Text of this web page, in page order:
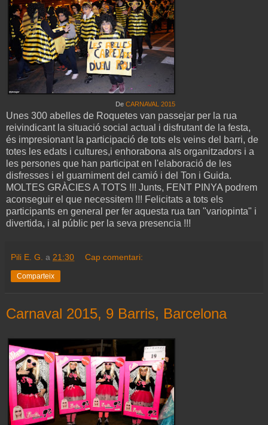
De CARNAVAL 2015
Unes 300 abelles de Roquetes van passejar per la rua
reivindicant la situació social actual i disfrutant de la festa,
és impresionant la participació de tots els veins del barri, de
totes les edats i cultures,i enhorabona als organitzadors i a
les persones que han participat en l'elaboració de les
disfresses i el guarniment del camió i del Ton i Guida.
MOLTES GRÀCIES A TOTS !!! Junts, FENT PINYA podrem
aconseguir el que necessitem !!! Felicitats a tots els
participants en general per fer aquesta rua tan "variopinta" i
divertida, i al públic per la seva presencia !!!
Pili E. G. a 21:30 Cap comentari:
Comparteix
Carnaval 2015, 9 Barris, Barcelona